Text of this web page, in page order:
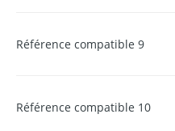
Référence compatible 9
Référence compatible 10